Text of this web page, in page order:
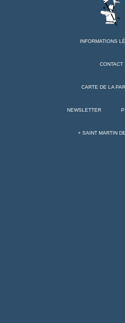
INFORMATIONS
CONTACT
CARTE DE LA
NEWSLETTER
+ SAINT MARTIN